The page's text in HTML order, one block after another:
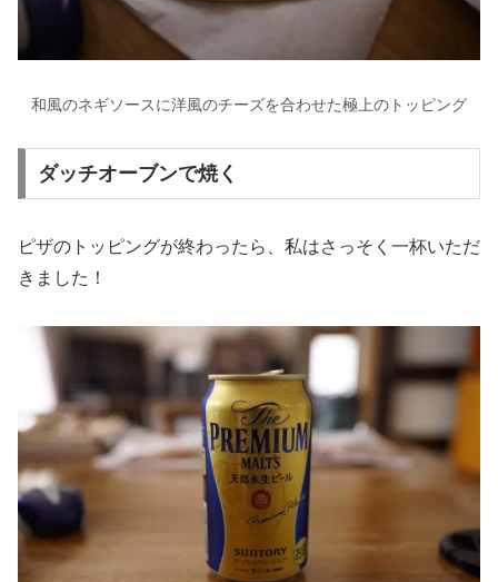
和風のネギソースに洋風のチーズを合わせた極上のトッピング
ダッチオーブンで焼く
ピザのトッピングが終わったら、私はさっそく一杯いただ
きました！